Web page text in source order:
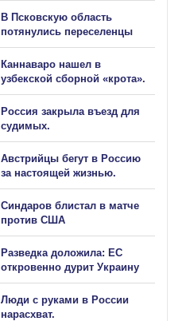
В Псковскую область
потянулись переселенцы
Каннаваро нашел в
узбекской сборной «крота».
Россия закрыла въезд для
судимых.
Австрийцы бегут в Россию
за настоящей жизнью.
Синдаров блистал в матче
против США
Разведка доложила: ЕС
откровенно дурит Украину
Люди с руками в России
нарасхват.